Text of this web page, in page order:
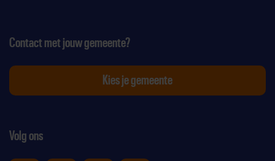
Volg ons
Contact met jouw gemeente?
Kies je gemeente